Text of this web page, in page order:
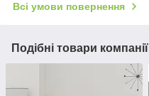
Всі умови повернення
Подібні товари компанії